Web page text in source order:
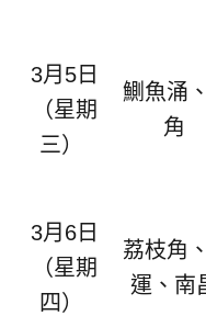
3月 5日
（星期
三）
鰂魚涌
角
3月 6日
（星期
四）
荔枝角
運、南